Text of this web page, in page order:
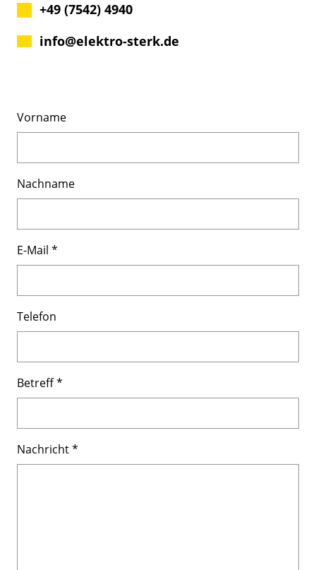
+49 (7542) 4940
info@elektro-sterk.de
Vorname
Nachname
E-Mail *
Telefon
Betreff*
Nachricht*